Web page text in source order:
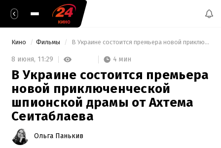
Кино Фильмы В Украине состоится премьера новой приключенческой шпионской драмы от Ахтема Сеитаблаева
8 июня, 11:29 4 мин
В Украине состоится премьера
новой приключенческой
шпионской драмы от Ахтема
Сеитаблаева
Ольга Панькив